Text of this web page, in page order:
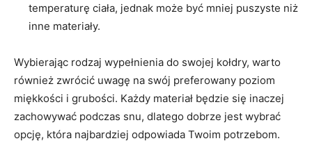
temperaturę ciała,⁢ jednak może być⁤ mniej puszyste‍ niż⁤
inne materiały.
Wybierając rodzaj wypełnienia do swojej kołdry, warto
również zwrócić uwagę na swój​ preferowany poziom
miękkości i grubości. ‌Każdy materiał będzie⁤ się inaczej
zachowywać podczas snu, ‍dlatego dobrze ‌jest wybrać⁤
opcję, która najbardziej odpowiada Twoim potrzebom.